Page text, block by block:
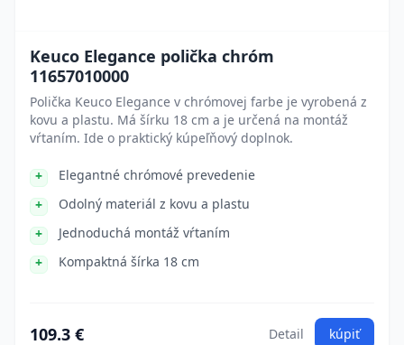
Keuco Elegance polička chróm
11657010000
Polička Keuco Elegance v chrómovej farbe je vyrobená z
kovu a plastu. Má šírku 18 cm a je určená na montáž
vŕtaním. Ide o praktický kúpeľňový doplnok.
Elegantné chrómové prevedenie
Odolný materiál z kovu a plastu
Jednoduchá montáž vŕtaním
Kompaktná šírka 18 cm
109.3 € Detail kúpiť